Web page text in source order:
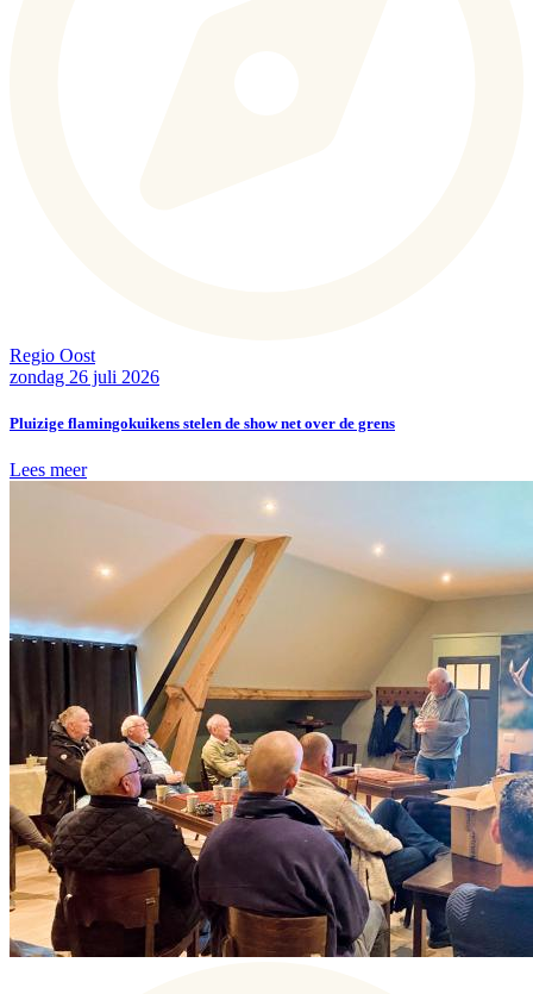
Regio Oost
zondag 26 juli 2026
Pluizige flamingokuikens stelen de show net over de grens
Lees meer